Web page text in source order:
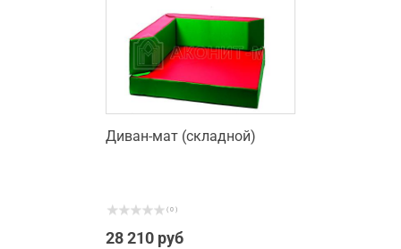
Диван-мат (складной)
( 0 )
28 210 руб